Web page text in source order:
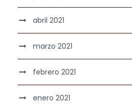
abril 2021
marzo 2021
febrero 2021
enero 2021